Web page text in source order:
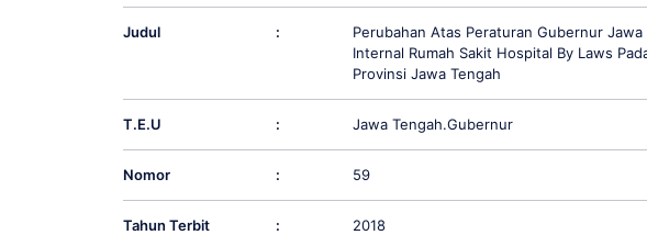
Judul :
Perubahan Atas Peraturan Gubernur
Internal Rumah Sakit Hospital By Laws
Provinsi Jawa Tengah
T.E.U : Jawa Tengah.Gubernur
Nomor : 59
Tahun Terbit : 2018